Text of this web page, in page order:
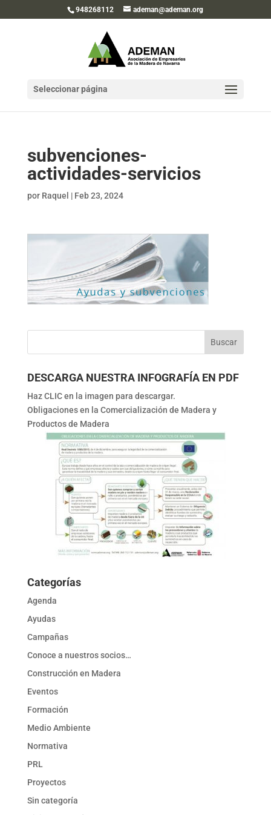
948268112 ademan@ademan.org
Seleccionar página
subvenciones-
actividades-servicios
por Raquel | Feb 23, 2024
DESCARGA NUESTRA INFOGRAFÍA EN PDF
Haz CLIC en la imagen para descargar.
Obligaciones en la Comercialización de Madera y
Productos de Madera
Categorías
Agenda
Ayudas
Campañas
Conoce a nuestros socios…
Construcción en Madera
Eventos
Formación
Medio Ambiente
Normativa
PRL
Proyectos
Sin categoría